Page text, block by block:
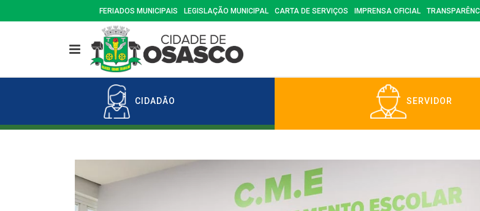
FERIADOS MUNICIPAIS LEGISLAÇÃO MUNICIPAL CARTA DE SERVIÇOS IMPRENSA OFICIAL
CIDADÃO SERVIDOR